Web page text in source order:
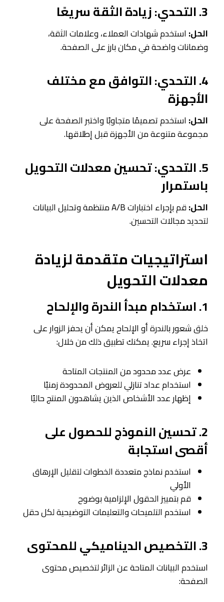
3. التحدي: زيادة الثقة سريعًا
الحل: استخدم شهادات العملاء، وعلامات الثقة،
وضمانات واضحة في مكان بارز على الصفحة.
4. التحدي: التوافق مع مختلف
الأجهزة
الحل: استخدم تصميمًا متجاوبًا واختبر الصفحة على
مجموعة متنوعة من الأجهزة قبل إطلاقها.
5. التحدي: تحسين معدلات التحويل
باستمرار
الحل:
قم بإجراء اختبارات A/B منتظمة وتحليل البيانات
لتحديد مجالات التحسين.
استراتيجيات متقدمة لزيادة
معدلات التحويل
1. استخدام مبدأ الندرة والإلحاح
خلق شعور بالندرة أو الإلحاح يمكن أن يحفز الزوار على
اتخاذ إجراء سريع. يمكنك تطبيق ذلك من خلال:
عرض عدد محدود من المنتجات المتاحة
استخدام عداد تنازلي للعروض المحدودة زمنيًا
إظهار عدد الأشخاص الذين يشاهدون المنتج حاليًا
2. تحسين النموذج للحصول على
أقصى استجابة
استخدم نماذج متعددة الخطوات لتقليل الإرهاق
الأولي
قم بتمييز الحقول الإلزامية بوضوح
استخدم التلميحات والتعليمات التوضيحية لكل حقل
3. التخصيص الديناميكي للمحتوى
استخدم البيانات المتاحة عن الزائر لتخصيص محتوى
الصفحة: